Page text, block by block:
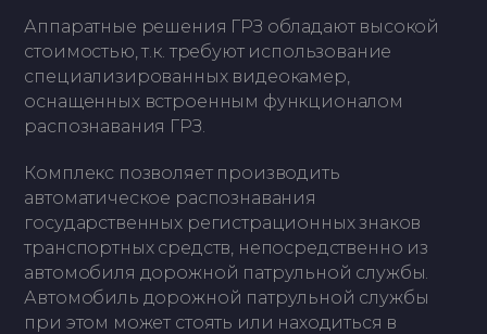
Аппаратные решения ГРЗ обладают высокой
стоимостью, т.к. требуют использование
специализированных видеокамер,
оснащенных встроенным функционалом
распознавания ГРЗ.
Комплекс позволяет производить
автоматическое распознавания
государственных регистрационных знаков
транспортных средств, непосредственно из
автомобиля дорожной патрульной службы.
Автомобиль дорожной патрульной службы
при этом может стоять или находиться в